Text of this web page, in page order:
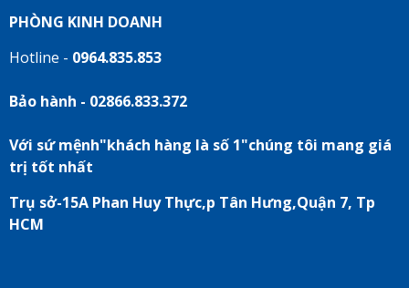
PHÒNG KINH DOANH
Hotline - 0964.835.853
Bảo hành - 02866.833.372
Với sứ mệnh"khách hàng là số 1"chúng tôi mang giá
trị tốt nhất
Trụ sở-15A Phan Huy Thực,p Tân Hưng,Quận 7, Tp
HCM